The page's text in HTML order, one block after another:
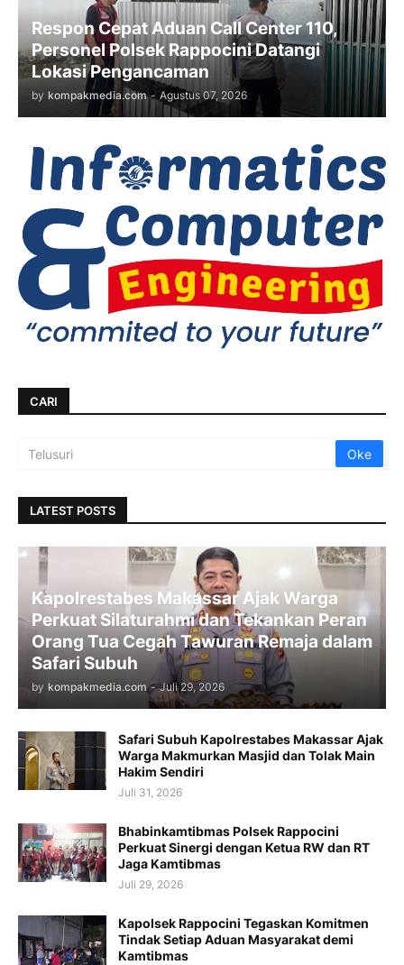
Respon Cepat Aduan Call Center 110,
Personel Polsek Rappocini Datangi
Lokasi Pengancaman
by kompakmedia.com - Agustus 07, 2026
CARI
LATEST POSTS
Kapolrestabes Makassar Ajak Warga
Perkuat Silaturahmi dan Tekankan Peran
Orang Tua Cegah Tawuran Remaja dalam
Safari Subuh
by kompakmedia.com - Juli 29, 2026
Safari Subuh Kapolrestabes Makassar Ajak
Warga Makmurkan Masjid dan Tolak Main
Hakim Sendiri
Juli 31, 2026
Bhabinkamtibmas Polsek Rappocini
Perkuat Sinergi dengan Ketua RW dan RT
Jaga Kamtibmas
Juli 29, 2026
Kapolsek Rappocini Tegaskan Komitmen
Tindak Setiap Aduan Masyarakat demi
Kamtibmas